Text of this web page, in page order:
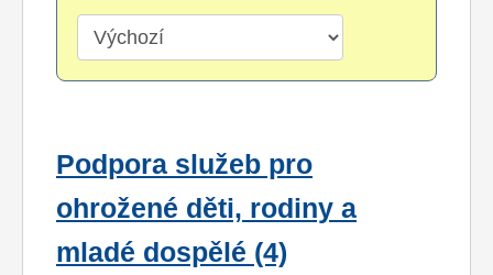
Podpora služeb pro
ohrožené děti, rodiny a
mladé dospělé (4)